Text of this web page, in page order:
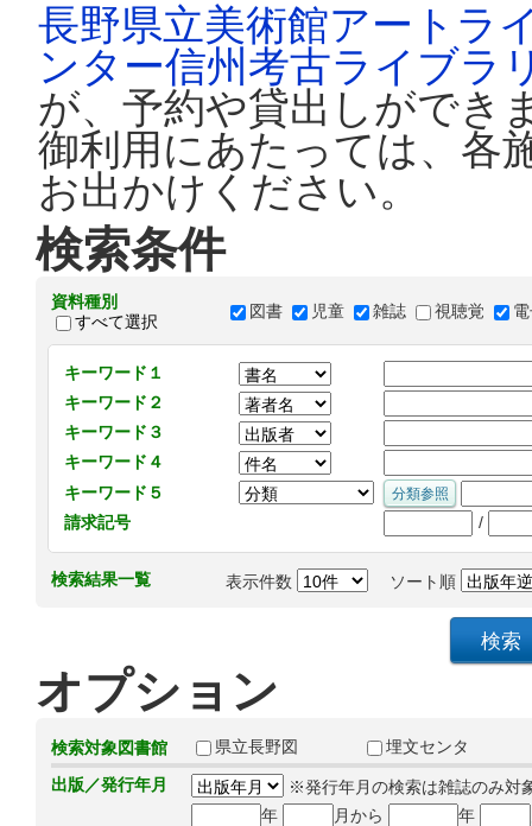
長野県立美術館アートラ
ンター信州考古ライブラ
が、予約や貸出しができ
御利用にあたっては、各
お出かけください。
検索条件
資料種別
すべて選択
図書 児童 雑誌 視聴覚
キーワード１
キーワード２
キーワード３
キーワード４
キーワード５
請求記号
/
検索結果一覧 表示件数 ソート順
オプション
検索対象図書館 県立長野図
埋文センタ
出版／発行年月
※発行年月の検索は雑誌のみ対
年
月から 年